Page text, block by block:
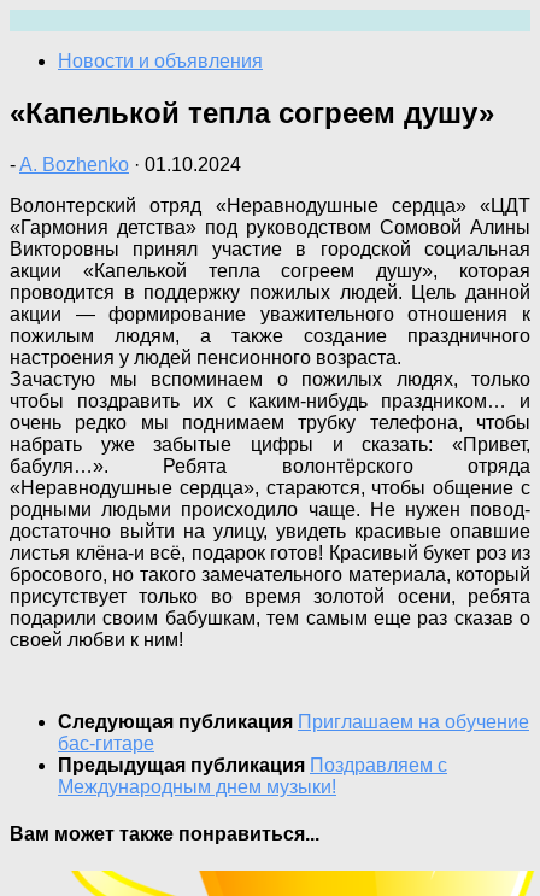
содержимому
Новости и объявления
«Капелькой тепла согреем душу»
-A. Bozhenko · 01.10.2024
Волонтерский отряд «Неравнодушные сердца» «ЦДТ
«Гармония детства» под руководством Сомовой Алины
Викторовны принял участие в городской социальная
акции «Капелькой тепла согреем душу», которая
проводится в поддержку пожилых людей. Цель данной
акции — формирование уважительного отношения к
пожилым людям, а также создание праздничного
настроения у людей пенсионного возраста.
Зачастую мы вспоминаем о пожилых людях, только
чтобы поздравить их с каким-нибудь праздником… и
очень редко мы поднимаем трубку телефона, чтобы
набрать уже забытые цифры и сказать: «Привет,
бабуля…». Ребята волонтёрского отряда
«Неравнодушные сердца», стараются, чтобы общение с
родными людьми происходило чаще. Не нужен повод-
достаточно выйти на улицу, увидеть красивые опавшие
листья клёна-и всё, подарок готов! Красивый букет роз из
бросового, но такого замечательного материала, который
присутствует только во время золотой осени, ребята
подарили своим бабушкам, тем самым еще раз сказав о
своей любви к ним!
Следующая публикация Приглашаем на обучение
бас-гитаре
Предыдущая публикация Поздравляем с
Международным днем музыки!
Вам может также понравиться...